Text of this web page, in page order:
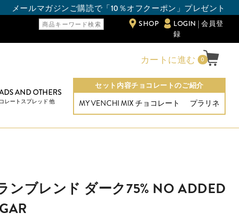
オフクーポン」プレゼント
SHOP
LOGIN | 会員登
録
カートに進む 0
AND OTHERS
レートスプレッド 他
セット内容チョコレートのご紹介
MY VENCHI MIX チョコレート プラリネ
ンブレンド ダーク75% NO ADDED